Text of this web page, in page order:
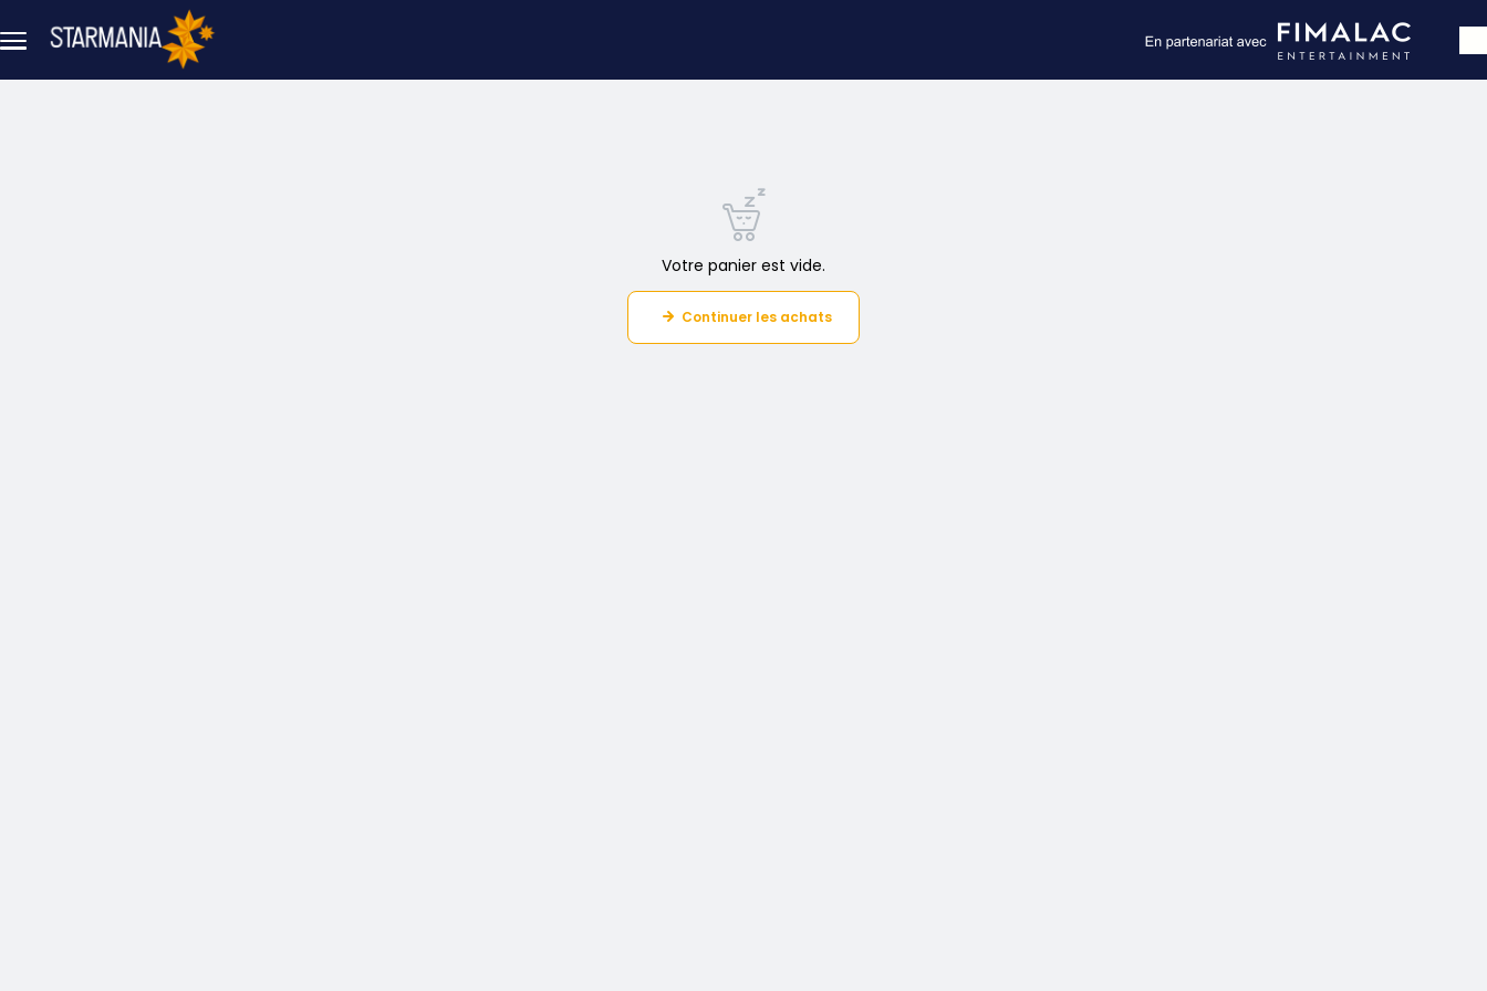
Aller au contenu principal
Votre panier est vide.
Continuer les achats